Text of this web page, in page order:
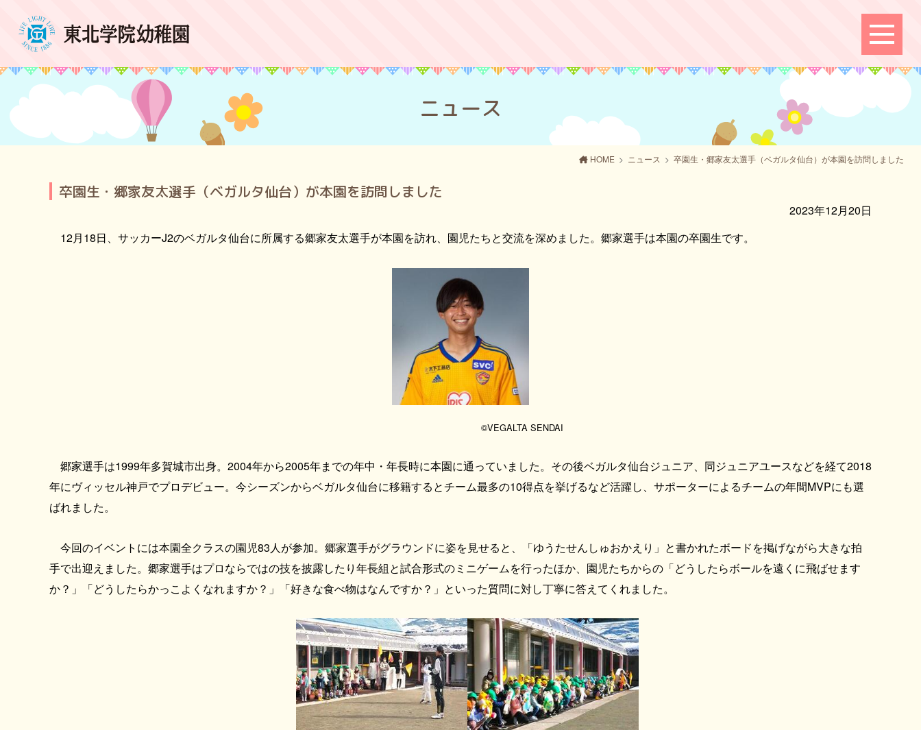
ニュース
HOME ニュース 卒園生・郷家友太選手（ベガルタ仙台）が本園を訪問しました
卒園生・郷家友太選手（ベガルタ仙台）が本園を訪問しました
2023年12月20日
12月18日、サッカーJ2のベガルタ仙台に所属する郷家友太選手が本園を訪れ、園児たちと交流を深めました。郷家選手は本園の卒園生です。
©︎VEGALTA SENDAI
郷家選手は1999年多賀城市出身。2004年から2005年までの年中・年長時に本園に通っていました。その後ベガルタ仙台ジュニア、同ジュニアユースなどを経て2018
年にヴィッセル神戸でプロデビュー。今シーズンからベガルタ仙台に移籍するとチーム最多の10得点を挙げるなど活躍し、サポーターによるチームの年間MVPにも選
ばれました。
今回のイベントには本園全クラスの園児83人が参加。郷家選手がグラウンドに姿を見せると、「ゆうたせんしゅおかえり」と書かれたボードを掲げながら大きな拍
手で出迎えました。郷家選手はプロならではの技を披露したり年長組と試合形式のミニゲームを行ったほか、園児たちからの「どうしたらボールを遠くに飛ばせます
か？」「どうしたらかっこよくなれますか？」「好きな食べ物はなんですか？」といった質問に対し丁寧に答えてくれました。